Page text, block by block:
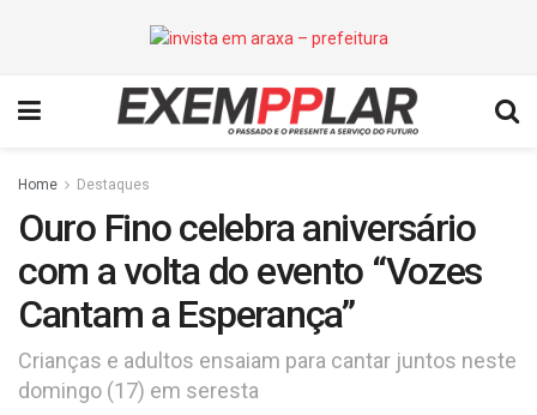
Home Destaques
Ouro Fino celebra aniversário
com a volta do evento “Vozes
Cantam a Esperança”
Crianças e adultos ensaiam para cantar juntos neste
domingo (17) em seresta